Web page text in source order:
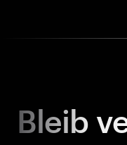
Bleib